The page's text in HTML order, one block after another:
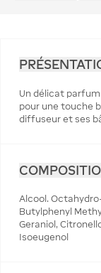
Un délicat
pour une touche
diffuseur et ses
Alcool.
Butylphenyl
Geraniol,
Isoeugenol